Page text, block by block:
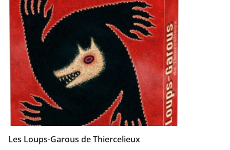
Les Loups-Garous de Thiercelieux